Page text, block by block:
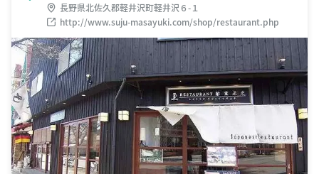
長野県北佐久郡軽井沢町軽井沢６-１
http://www.suju-masayuki.com/shop/restaurant.php